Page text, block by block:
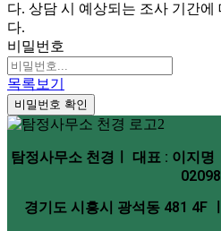
다. 상담 시 예상되는 조사 기간에
다.
비밀번호
목록보기
비밀번호 확인
탐정사무소 천경ㅣ 대표 : 이지
02098
경기도 시흥시 광석동 481 4F